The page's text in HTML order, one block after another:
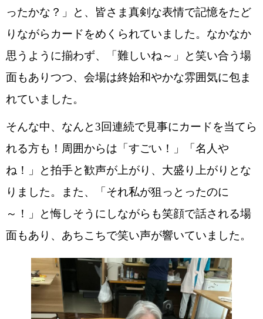
ったかな？」と、皆さま真剣な表情で記憶をたど
りながらカードをめくられていました。なかなか
思うように揃わず、「難しいね～」と笑い合う場
面もありつつ、会場は終始和やかな雰囲気に包ま
れていました。
そんな中、なんと3回連続で見事にカードを当てら
れる方も！周囲からは「すごい！」「名人や
ね！」と拍手と歓声が上がり、大盛り上がりとな
りました。また、「それ私が狙っとったのに
～！」と悔しそうにしながらも笑顔で話される場
面もあり、あちこちで笑い声が響いていました。